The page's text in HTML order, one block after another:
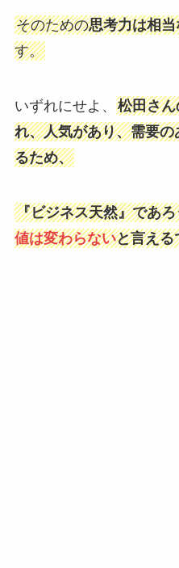
そのための思考力は相
す。
いずれにせよ、 松田さ
れ、人気があり、需要
るため、
『ビジネス天然』であ
値は変わらないと言える